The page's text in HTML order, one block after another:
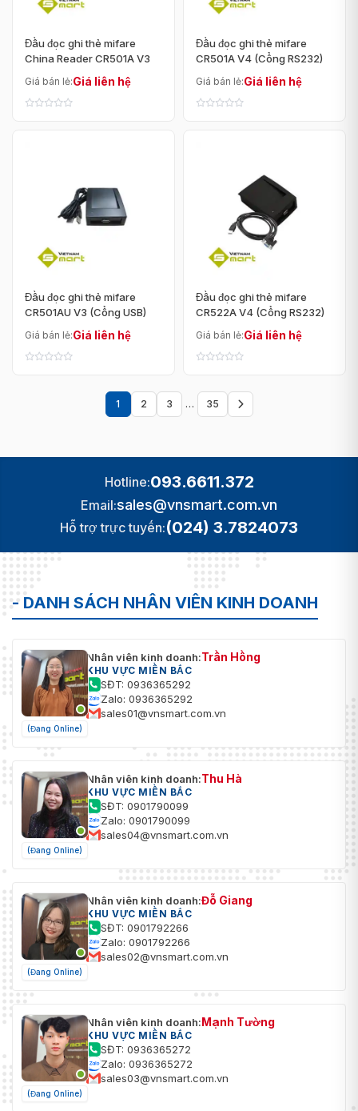
Đầu đọc ghi thẻ mifare
China Reader CR501A V3
Giá bán lẻ:Giá liên hệ
Đầu đọc ghi thẻ mifare
CR501A V4 (Cổng RS232)
Giá bán lẻ:Giá liên hệ
Đầu đọc ghi thẻ mifare
CR501AU V3 (Cổng USB)
Giá bán lẻ:Giá liên hệ
Đầu đọc ghi thẻ mifare
CR522A V4 (Cổng RS232)
Giá bán lẻ:Giá liên hệ
1 2 3 … 35
Trang
Hotline:093.6611.372
Email:sales@vnsmart.com.vn
Hỗ trợ trực tuyến:(024) 3.7824073
- DANH SÁCH NHÂN VIÊN KINH DOANH
(Đang Online)
Nhân viên kinh doanh:Trần Hồng
KHU VỰC MIỀN BẮC
SĐT: 0936365292
Zalo: 0936365292
sales01@vnsmart.com.vn
(Đang Online)
Nhân viên kinh doanh:Thu Hà
KHU VỰC MIỀN BẮC
SĐT: 0901790099
Zalo: 0901790099
sales04@vnsmart.com.vn
(Đang Online)
Nhân viên kinh doanh:Đỗ Giang
KHU VỰC MIỀN BẮC
SĐT: 0901792266
Zalo: 0901792266
sales02@vnsmart.com.vn
(Đang Online)
Nhân viên kinh doanh:Mạnh Tường
KHU VỰC MIỀN BẮC
SĐT: 0936365272
Zalo: 0936365272
sales03@vnsmart.com.vn